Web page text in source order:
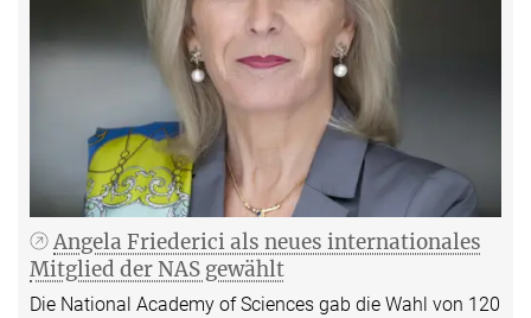
Angela Friederici als neues internationales
Mitglied der NAS gewählt
Die National Academy of Sciences gab die Wahl von 120